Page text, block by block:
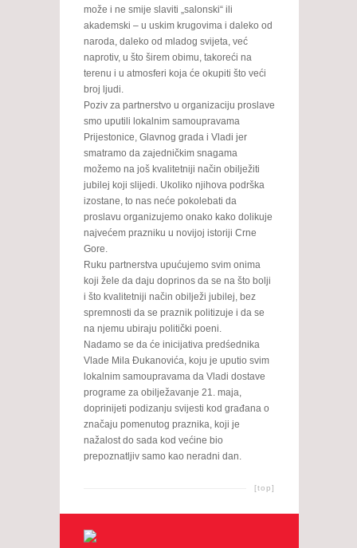
može i ne smije slaviti „salonski“ ili
akademski – u uskim krugovima i daleko od
naroda, daleko od mladog svijeta, već
naprotiv, u što širem obimu, takoreći na
terenu i u atmosferi koja će okupiti što veći
broj ljudi.
Poziv za partnerstvo u organizaciju proslave
smo uputili lokalnim samoupravama
Prijestonice, Glavnog grada i Vladi jer
smatramo da zajedničkim snagama
možemo na još kvalitetniji način obilježiti
jubilej koji slijedi. Ukoliko njihova podrška
izostane, to nas neće pokolebati da
proslavu organizujemo onako kako dolikuje
najvećem prazniku u novijoj istoriji Crne
Gore.
Ruku partnerstva upućujemo svim onima
koji žele da daju doprinos da se na što bolji
i što kvalitetniji način obilježi jubilej, bez
spremnosti da se praznik politizuje i da se
na njemu ubiraju politički poeni.
Nadamo se da će inicijativa predśednika
Vlade Mila Đukanovića, koju je uputio svim
lokalnim samoupravama da Vladi dostave
programe za obilježavanje 21. maja,
doprinijeti podizanju svijesti kod građana o
značaju pomenutog praznika, koji je
nažalost do sada kod većine bio
prepoznatljiv samo kao neradni dan.
[top]